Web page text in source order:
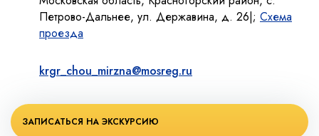
Петрово-Дальнее, ул. Державина, д. 26|; Схема
проезда
krgr_chou_mirzna@mosreg.ru
ЗАПИСАТЬСЯ НА ЭКСКУРСИЮ